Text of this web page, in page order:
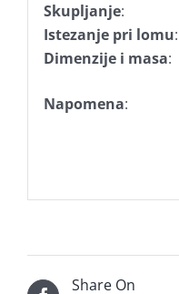
Skupljanje:
Istezanje pri lomu:
Dimenzije i masa:
Napomena:
Share On